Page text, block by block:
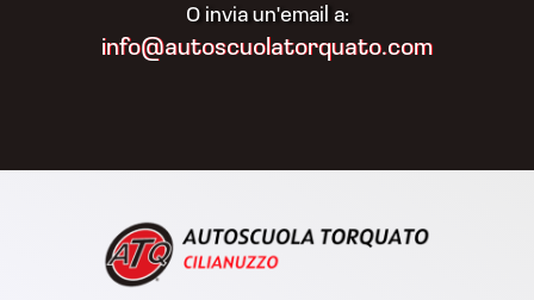
O invia un'email a:
info@autoscuolatorquato.com